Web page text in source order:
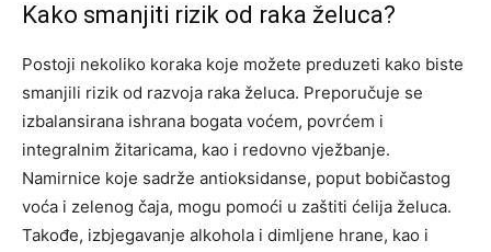
Kako smanjiti rizik od raka želuca?
Postoji nekoliko koraka koje možete preduzeti kako biste
smanjili rizik od razvoja raka želuca. Preporučuje se
izbalansirana ishrana bogata voćem, povrćem i
integralnim žitaricama, kao i redovno vježbanje.
Namirnice koje sadrže antioksidanse, poput bobičastog
voća i zelenog čaja, mogu pomoći u zaštiti ćelija želuca.
Takođe, izbjegavanje alkohola i dimljene hrane, kao i